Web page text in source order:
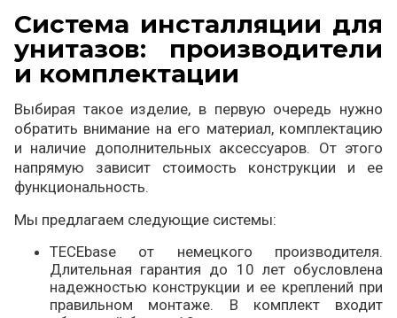
Система инсталляции для
унитазов: производители
и комплектации
Выбирая такое изделие, в первую очередь нужно
обратить внимание на его материал, комплектацию
и наличие дополнительных аксессуаров. От этого
напрямую зависит стоимость конструкции и ее
функциональность.
Мы предлагаем следующие системы:
TECEbase от немецкого производителя.
Длительная гарантия до 10 лет обусловлена
надежностью конструкции и ее креплений при
правильном монтаже. В комплект входит